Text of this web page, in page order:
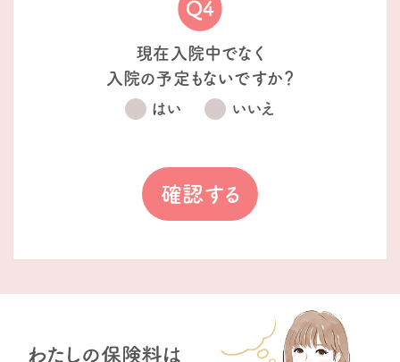
現在入院中でなく
入院の予定もないですか？
はい いいえ
確認する